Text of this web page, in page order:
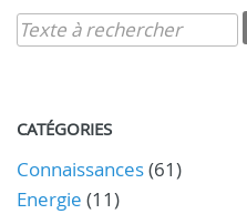
CATÉGORIES
Connaissances(61)
Energie (11)